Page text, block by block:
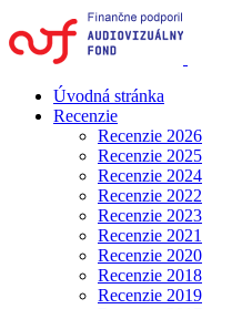
Úvodná stránka
Recenzie
Recenzie 2026
Recenzie 2025
Recenzie 2024
Recenzie 2022
Recenzie 2023
Recenzie 2021
Recenzie 2020
Recenzie 2018
Recenzie 2019